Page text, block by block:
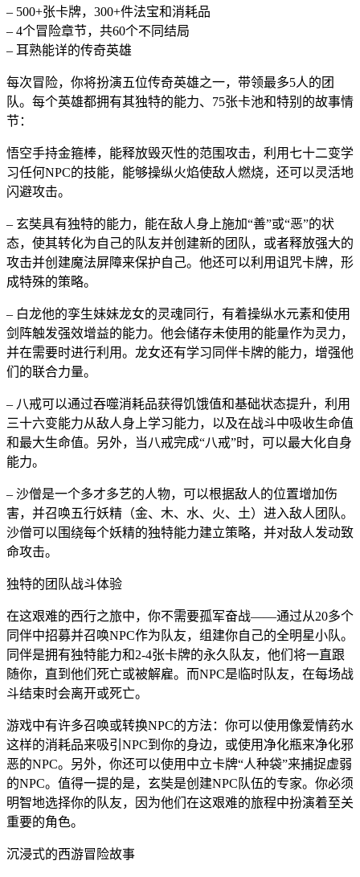
– 500+张卡牌，300+件法宝和消耗品
– 4个冒险章节，共60个不同结局
– 耳熟能详的传奇英雄
每次冒险，你将扮演五位传奇英雄之一，带领最多5人的团
队。每个英雄都拥有其独特的能力、75张卡池和特别的故事情
节：
悟空手持金箍棒，能释放毁灭性的范围攻击，利用七十二变学
习任何NPC的技能，能够操纵火焰使敌人燃烧，还可以灵活地
闪避攻击。
– 玄奘具有独特的能力，能在敌人身上施加“善”或“恶”的状
态，使其转化为自己的队友并创建新的团队，或者释放强大的
攻击并创建魔法屏障来保护自己。他还可以利用诅咒卡牌，形
成特殊的策略。
– 白龙他的孪生妹妹龙女的灵魂同行，有着操纵水元素和使用
剑阵触发强效增益的能力。他会储存未使用的能量作为灵力，
并在需要时进行利用。龙女还有学习同伴卡牌的能力，增强他
们的联合力量。
– 八戒可以通过吞噬消耗品获得饥饿值和基础状态提升，利用
三十六变能力从敌人身上学习能力，以及在战斗中吸收生命值
和最大生命值。另外，当八戒完成“八戒”时，可以最大化自身
能力。
– 沙僧是一个多才多艺的人物，可以根据敌人的位置增加伤
害，并召唤五行妖精（金、木、水、火、土）进入敌人团队。
沙僧可以围绕每个妖精的独特能力建立策略，并对敌人发动致
命攻击。
独特的团队战斗体验
在这艰难的西行之旅中，你不需要孤军奋战——通过从20多个
同伴中招募并召唤NPC作为队友，组建你自己的全明星小队。
同伴是拥有独特能力和2-4张卡牌的永久队友，他们将一直跟
随你，直到他们死亡或被解雇。而NPC是临时队友，在每场战
斗结束时会离开或死亡。
游戏中有许多召唤或转换NPC的方法：你可以使用像爱情药水
这样的消耗品来吸引NPC到你的身边，或使用净化瓶来净化邪
恶的NPC。另外，你还可以使用中立卡牌“人种袋”来捕捉虚弱
的NPC。值得一提的是，玄奘是创建NPC队伍的专家。你必须
明智地选择你的队友，因为他们在这艰难的旅程中扮演着至关
重要的角色。
沉浸式的西游冒险故事